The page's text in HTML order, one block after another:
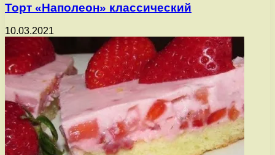
Торт «Наполеон» классический
10.03.2021